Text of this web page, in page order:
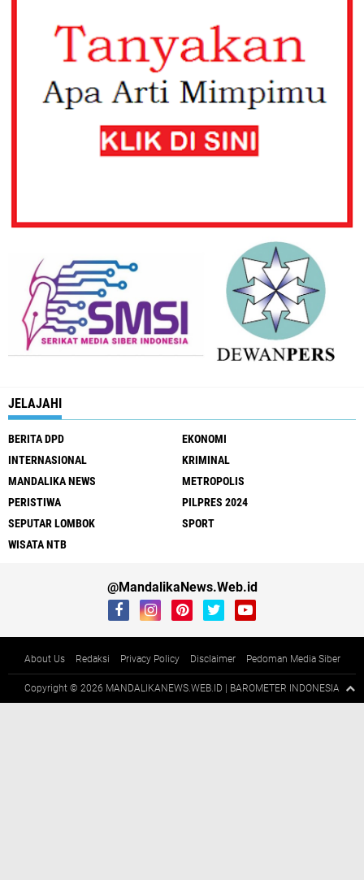
JELAJAHI
BERITA DPD
EKONOMI
INTERNASIONAL
KRIMINAL
MANDALIKA NEWS
METROPOLIS
PERISTIWA
PILPRES 2024
SEPUTAR LOMBOK
SPORT
WISATA NTB
@MandalikaNews.Web.id
About Us Redaksi Privacy Policy Disclaimer Pedoman Media Siber
Copyright © 2026 MANDALIKANEWS.WEB.ID | BAROMETER INDONESIA